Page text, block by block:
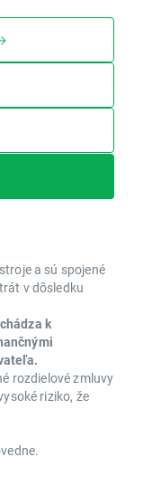
a sú spojené
v dôsledku
k
rozdielové zmluvy
riziko, že